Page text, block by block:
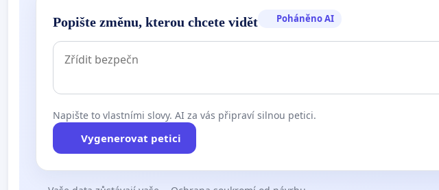
Popište změnu, kterou chcete vidět Poháněno AI
Napište to vlastními slovy. AI za vás připraví silnou petici.
Vygenerovat petici